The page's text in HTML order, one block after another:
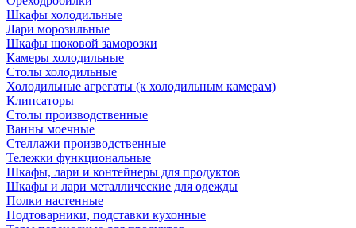
Шкафы холодильные
Лари морозильные
Шкафы шоковой заморозки
Камеры холодильные
Столы холодильные
Холодильные агрегаты (к холодильным камерам)
Клипсаторы
Столы производственные
Ванны моечные
Стеллажи производственные
Тележки функциональные
Шкафы, лари и контейнеры для продуктов
Шкафы и лари металлические для одежды
Полки настенные
Подтоварники, подставки кухонные